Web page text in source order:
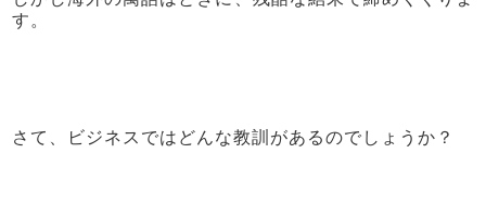
す。
さて、ビジネスではどんな教訓があるのでしょうか？